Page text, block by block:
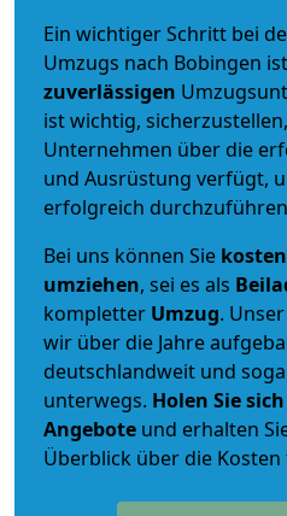
Ein wichtiger Schritt bei
Umzugs nach Bobingen
zuverlässigen
ist wichtig,
Unternehmen über die
und Ausrüstung verfügt,
erfolgreich
Bei uns können Sie
umziehen, sei es als
kompletter Umzug.
wir über die Jahre
deutschlandweit und
unterwegs. Holen Sie
Angebote und erhalten
Überblick über die